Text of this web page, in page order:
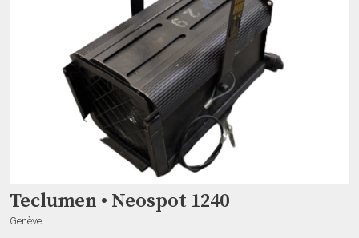
Tapis de scène caoutchouc
Pendrillon noir 2m x 3m
rhynst
Teclumen • Neospot 1240
Genève